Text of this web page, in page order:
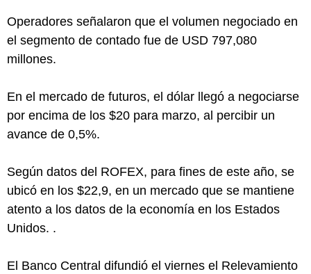
Operadores señalaron que el volumen negociado en
el segmento de contado fue de USD 797,080
millones.
En el mercado de futuros, el dólar llegó a negociarse
por encima de los $20 para marzo, al percibir un
avance de 0,5%.
Según datos del ROFEX, para fines de este año, se
ubicó en los $22,9, en un mercado que se mantiene
atento a los datos de la economía en los Estados
Unidos. .
El Banco Central difundió el viernes el Relevamiento